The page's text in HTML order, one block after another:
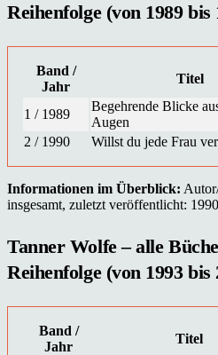
Reihenfolge (von 1989 bis
Band /
Jahr
Titel
1 / 1989
Begehrende Blicke
Augen
2 / 1990
Willst du jede Frau
Informationen im Überblick:
insgesamt, zuletzt veröffentlicht: 1990
Tanner Wolfe – alle
Reihenfolge (von 1993 bis
Band /
Jahr
Titel